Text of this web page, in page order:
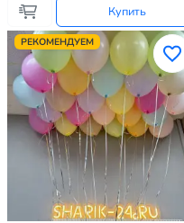
Купить
РЕКОМЕНДУЕМ